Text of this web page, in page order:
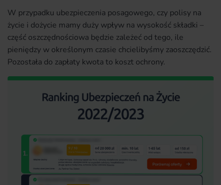
W przypadku ubezpieczenia posagowego, czy polisy na
życie i dożycie mamy duży wpływ na wysokość składki –
część oszczędnościowa będzie zależeć od tego, ile
pieniędzy w określonym czasie chcielibyśmy zaoszczędzić.
Pozostała do zapłaty kwota to koszt ochrony.